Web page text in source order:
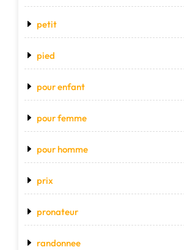
petit
pied
pour enfant
pour femme
pour homme
prix
pronateur
randonnee